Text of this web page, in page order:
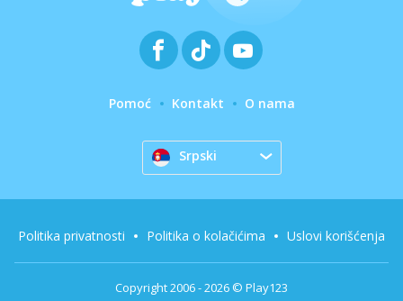
Pomoć Kontakt O nama
Srpski
Copyright 2006 - 2026 © Play123
Politika privatnosti Politika o kolačićima Uslovi korišćenja